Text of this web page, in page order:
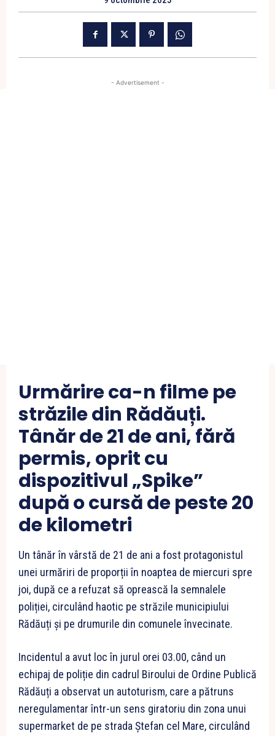
- Advertisement -
Urmărire ca-n filme pe
străzile din Rădăuți.
Tânăr de 21 de ani, fără
permis, oprit cu
dispozitivul „Spike”
după o cursă de peste 20
de kilometri
Un tânăr în vârstă de 21 de ani a fost protagonistul
unei urmăriri de proporții în noaptea de miercuri spre
joi, după ce a refuzat să oprească la semnalele
poliției, circulând haotic pe străzile municipiului
Rădăuți și pe drumurile din comunele învecinate.
Incidentul a avut loc în jurul orei 03.00, când un
echipaj de poliție din cadrul Biroului de Ordine Publică
Rădăuți a observat un autoturism, care a pătruns
neregulamentar într-un sens giratoriu din zona unui
supermarket de pe strada Ștefan cel Mare, circulând